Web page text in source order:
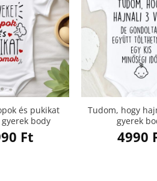
és pukikat
body
Ft
Tudom, hogy
gyerek
4990